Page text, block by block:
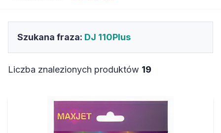
Szukana fraza: DJ 110Plus
Liczba znalezionych produktów 19